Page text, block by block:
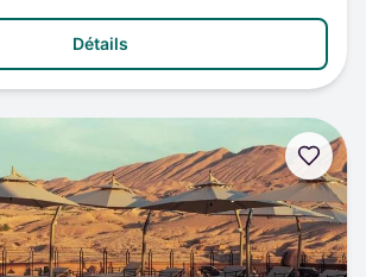
Détails